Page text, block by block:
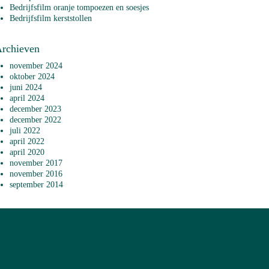
Bedrijfsfilm oranje tompoezen en soesjes
Bedrijfsfilm kerststollen
november 2024
oktober 2024
juni 2024
april 2024
december 2023
december 2022
juli 2022
april 2022
april 2020
november 2017
november 2016
september 2014